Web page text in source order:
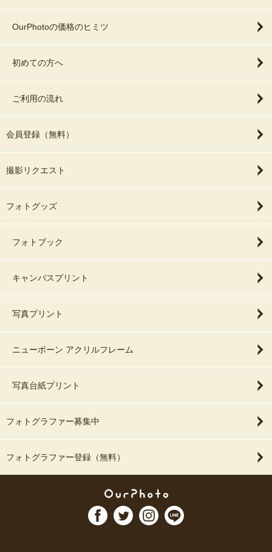
OurPhotoの価格のヒミツ
初めての方へ
ご利用の流れ
会員登録（無料）
撮影リクエスト
フォトグッズ
フォトブック
キャンバスプリント
写真プリント
ニューボーン アクリルフレーム
写真台紙プリント
フォトグラファー募集中
フォトグラファー登録（無料）